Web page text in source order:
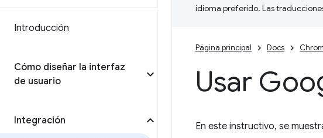
Introducción
Cómo diseñar la interfaz
de usuario
Integración
idioma preferido. Las
Página principal Docs
Usar
En este instructivo, se